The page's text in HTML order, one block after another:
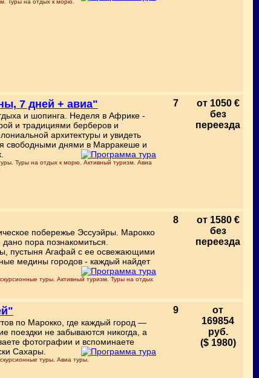
Туры на отдых к морю.
7 дней + авиа"
и шопинга. Неделя в Африке -
и традициями берберов и
архитектуры и увидеть
свободными днями в Марракеше и
Туры на отдых к морю. Активный туризм. Авиа
7
от 1050 €
без
переезда
побережье Эссуэйры. Марокко
пора познакомиться.
пустыня Агафай с ее освежающими
медины городов - каждый найдет
туры. Активный туризм. Туры на отдых
8
от 1580 €
без
переезда
по Марокко, где каждый город —
поездки не забываются никогда, а
фотографии и вспоминаете
Сахары.
туры. Авиа туры.
9
от
169854
руб.
($ 1980)